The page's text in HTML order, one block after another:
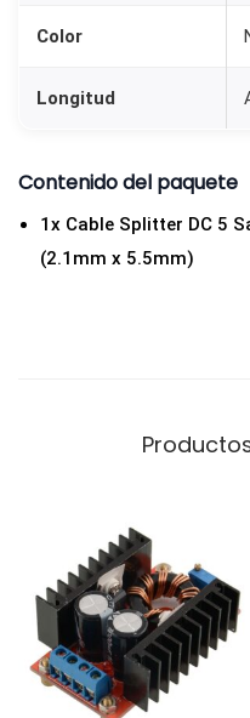
a
i
d
a
Color
Longitud
Contenido del paquete
1x Cable Splitter DC 5
(2.1mm x 5.5mm)